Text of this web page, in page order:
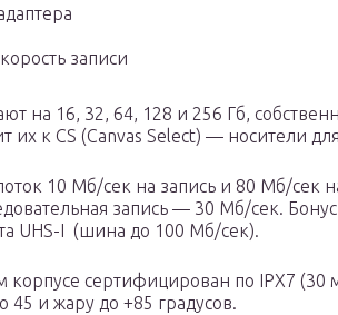
записи
на 16, 32, 64, 128 и 256 Гб,
их к CS (Canvas Select) — носители
10 Мб/сек на запись и 80 Мб/сек
запись — 30 Мб/сек.
UHS-I (шина до 100 Мб/сек).
корпусе сертифицирован по IPX7 (30
и жару до +85 градусов.